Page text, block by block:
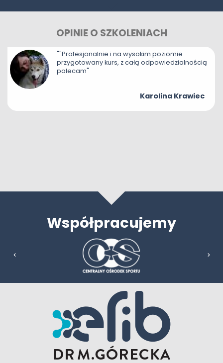
KONTAKT
STREFA KURSANTA
OPINIE O SZKOLENIACH
""Profesjonalnie i na wysokim poziomie
przygotowany kurs, z całą odpowiedzialnością
polecam"
Karolina Krawiec
Współpracujemy